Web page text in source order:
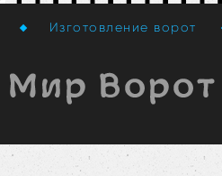
Изготовление ворот